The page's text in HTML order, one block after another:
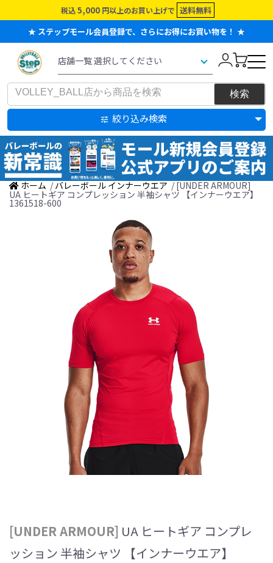
税込 5,000 円以上のお買い上げで 送料無料
★ ステップモール会員登録で、さらにお得にお買い物を！ ★
絞り込み検索
ホーム / バレーボール インナーウエア / [UNDER ARMOUR]
UA ヒートギア コンプレッション 半袖シャツ 【インナーウエア】
1361518-600
[UNDER ARMOUR] UA ヒートギア コンプレ
ッション 半袖シャツ 【インナーウエア】